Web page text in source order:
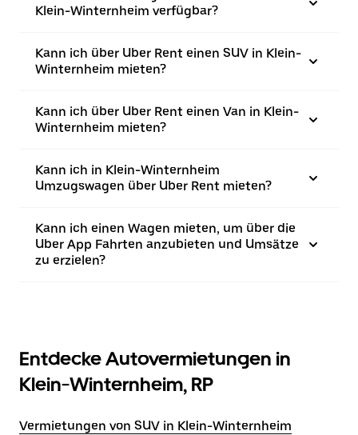
Klein-Winternheim verfügbar?
Kann ich über Uber Rent einen SUV in Klein-
Winternheim mieten?
Kann ich über Uber Rent einen Van in Klein-
Winternheim mieten?
Kann ich in Klein-Winternheim
Umzugswagen über Uber Rent mieten?
Kann ich einen Wagen mieten, um über die
Uber App Fahrten anzubieten und Umsätze
zu erzielen?
Entdecke Autovermietungen in
Klein-Winternheim, RP
Vermietungen von SUV in Klein-Winternheim